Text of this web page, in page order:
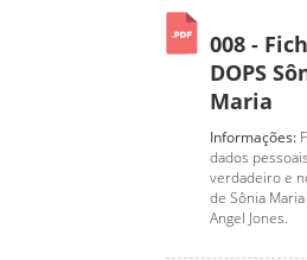
008 -
DOPS
Maria
Informações:
dados
verdadeiro e
de Sônia
Angel Jones.